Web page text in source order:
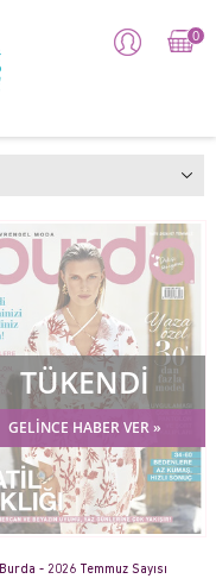
0
TÜKENDİ
GELİNCE HABER VER »
Burda - 2026 Temmuz Sayısı